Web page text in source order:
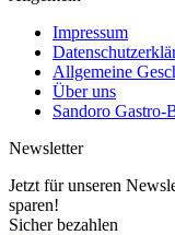
Impressum
Allgemeine
Über uns
Sandoro Gastro-
Newsletter
Jetzt für unseren
sparen!
Sicher bezahlen